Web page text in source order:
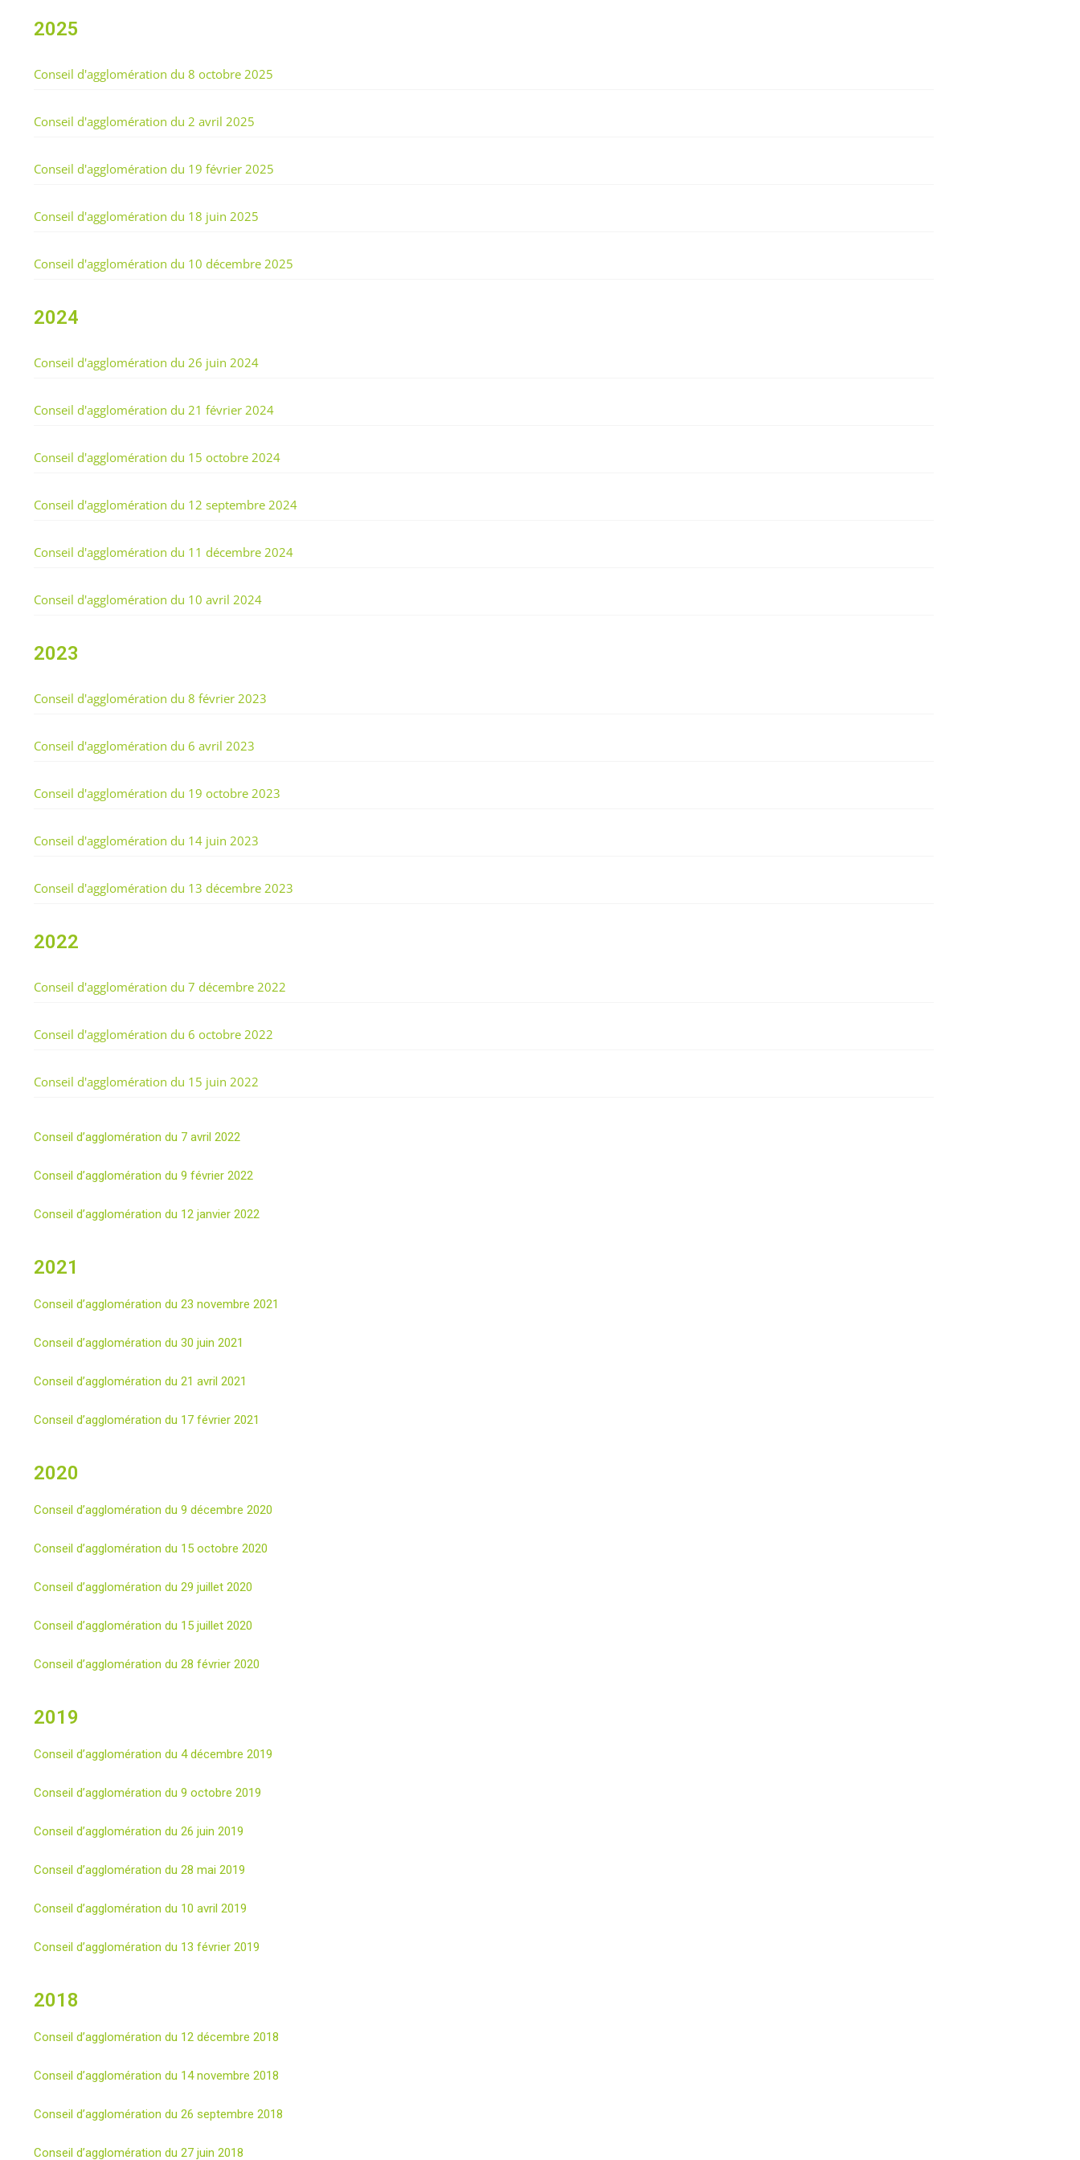
2025
Conseil d'agglomération du 8 octobre 2025
Conseil d'agglomération du 2 avril 2025
Conseil d'agglomération du 19 février 2025
Conseil d'agglomération du 18 juin 2025
Conseil d'agglomération du 10 décembre 2025
2024
Conseil d'agglomération du 26 juin 2024
Conseil d'agglomération du 21 février 2024
Conseil d'agglomération du 15 octobre 2024
Conseil d'agglomération du 12 septembre 2024
Conseil d'agglomération du 11 décembre 2024
Conseil d'agglomération du 10 avril 2024
2023
Conseil d'agglomération du 8 février 2023
Conseil d'agglomération du 6 avril 2023
Conseil d'agglomération du 19 octobre 2023
Conseil d'agglomération du 14 juin 2023
Conseil d'agglomération du 13 décembre 2023
2022
Conseil d'agglomération du 7 décembre 2022
Conseil d'agglomération du 6 octobre 2022
Conseil d'agglomération du 15 juin 2022
Conseil d’agglomération du 7 avril 2022
Conseil d’agglomération du 9 février 2022
Conseil d’agglomération du 12 janvier 2022
2021
Conseil d’agglomération du 23 novembre 2021
Conseil d’agglomération du 30 juin 2021
Conseil d’agglomération du 21 avril 2021
Conseil d’agglomération du 17 février 2021
2020
Conseil d’agglomération du 9 décembre 2020
Conseil d’agglomération du 15 octobre 2020
Conseil d’agglomération du 29 juillet 2020
Conseil d’agglomération du 15 juillet 2020
Conseil d’agglomération du 28 février 2020
2019
Conseil d’agglomération du 4 décembre 2019
Conseil d’agglomération du 9 octobre 2019
Conseil d’agglomération du 26 juin 2019
Conseil d’agglomération du 28 mai 2019
Conseil d’agglomération du 10 avril 2019
Conseil d’agglomération du 13 février 2019
2018
Conseil d’agglomération du 12 décembre 2018
Conseil d’agglomération du 14 novembre 2018
Conseil d’agglomération du 26 septembre 2018
Conseil d’agglomération du 27 juin 2018